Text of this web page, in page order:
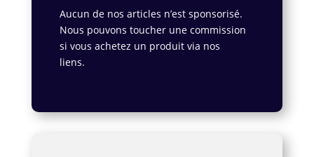
Aucun de nos articles n’est sponsorisé.
Nous pouvons toucher une commission
si vous achetez un produit via nos
liens.